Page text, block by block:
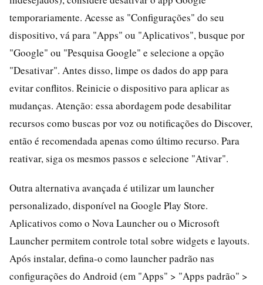
temporariamente. Acesse as "Configurações" do seu
dispositivo, vá para "Apps" ou "Aplicativos", busque por
"Google" ou "Pesquisa Google" e selecione a opção
"Desativar". Antes disso, limpe os dados do app para
evitar conflitos. Reinicie o dispositivo para aplicar as
mudanças. Atenção: essa abordagem pode desabilitar
recursos como buscas por voz ou notificações do Discover,
então é recomendada apenas como último recurso. Para
reativar, siga os mesmos passos e selecione "Ativar".
Outra alternativa avançada é utilizar um launcher
personalizado, disponível na Google Play Store.
Aplicativos como o Nova Launcher ou o Microsoft
Launcher permitem controle total sobre widgets e layouts.
Após instalar, defina-o como launcher padrão nas
configurações do Android (em "Apps" > "Apps padrão" >